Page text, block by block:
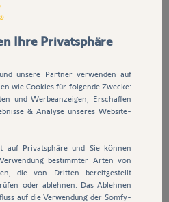
Ihre Privatsphäre
unsere Partner verwenden auf
wie Cookies für folgende Zwecke:
und Werbeanzeigen, Erschaffen
& Analyse unseres Website-
auf Privatsphäre und Sie können
bestimmter Arten von
die von Dritten bereitgestellt
oder ablehnen. Das Ablehnen
auf die Verwendung der Somfy-